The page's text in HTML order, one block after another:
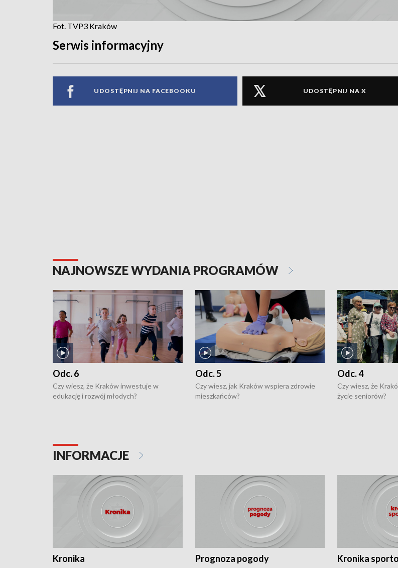
Fot. TVP3 Kraków
Serwis informacyjny
UDOSTĘPNIJ NA FACEBOOKU UDOSTĘPNIJ NA X
NAJNOWSZE WYDANIA PROGRAMÓW
Odc. 6
Czy wiesz, że Kraków inwestuje w
edukację i rozwój młodych?
Odc. 5
Czy wiesz, jak Kraków wspiera zdrowie
mieszkańców?
Odc. 4
Czy wiesz, że
życie seniorów?
INFORMACJE
Kronika Prognoza pogody Kronika